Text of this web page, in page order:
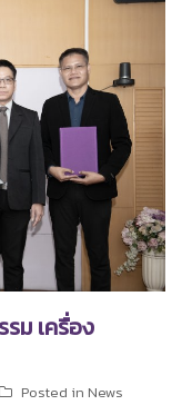
ม เครื่อง
Posted in News